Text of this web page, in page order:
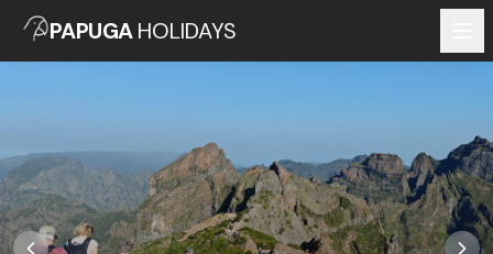
PAPUGAHOLIDAYS